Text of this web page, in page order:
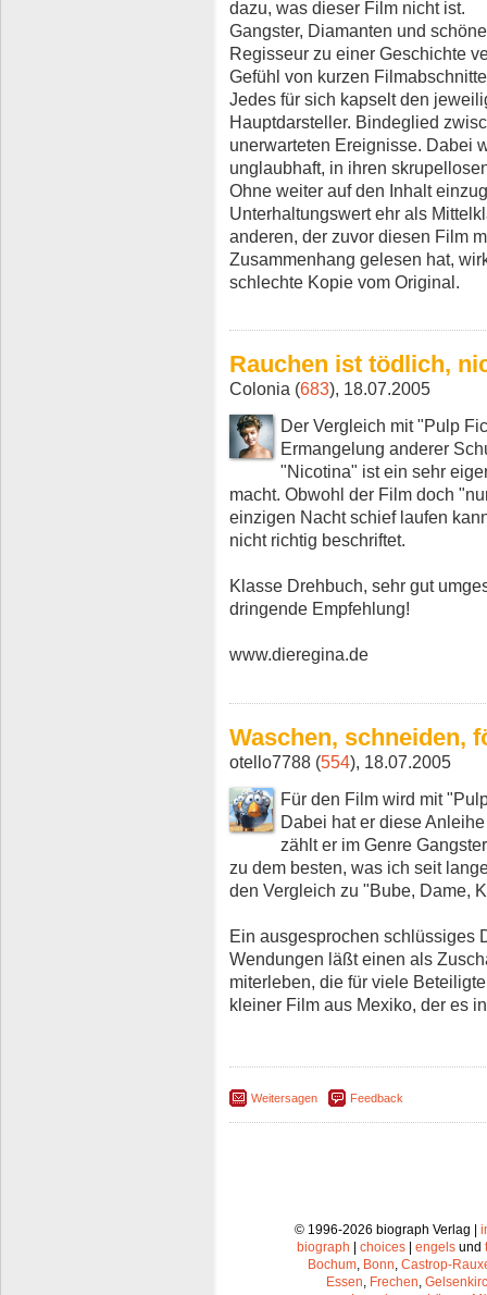
dazu, was dieser Film nicht ist.
Gangster, Diamanten und
Regisseur zu einer Geschichte
Gefühl von kurzen
Jedes für sich kapselt den
Hauptdarsteller. Bindeglied
unerwarteten Ereignisse. Dabei
unglaubhaft, in ihren
Ohne weiter auf den Inhalt
Unterhaltungswert ehr als
anderen, der zuvor diesen Film
Zusammenhang gelesen hat,
schlechte Kopie vom Original.
Rauchen ist tödlich,
Colonia (683), 18.07.2005
Der Vergleich mit "Pulp
Ermangelung anderer
"Nicotina" ist ein sehr
macht. Obwohl der Film doch
einzigen Nacht schief laufen
nicht richtig beschriftet.
Klasse Drehbuch, sehr gut
dringende Empfehlung!
www.dieregina.de
Waschen, schneiden,
otello7788 (554), 18.07.2005
Für den Film wird mit
Dabei hat er diese
zählt er im Genre
zu dem besten, was ich seit
den Vergleich zu "Bube, Dame,
Ein ausgesprochen schlüssiges
Wendungen läßt einen als
miterleben, die für viele
kleiner Film aus Mexiko, der es
Weitersagen Feedback
© 1996-2026 biograph Verlag |
biograph
choices engels und
Bochum, Bonn, Castrop-
Essen, Frechen,